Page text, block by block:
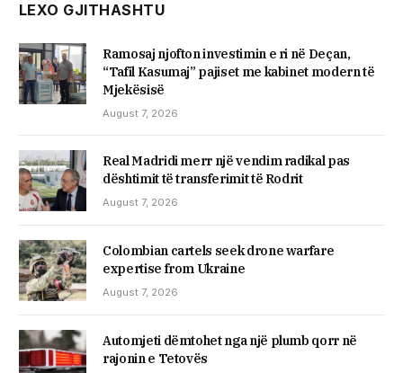
LEXO GJITHASHTU
Ramosaj njofton investimin e ri në Deçan,
“Tafil Kasumaj” pajiset me kabinet modern të
Mjekësisë
August 7, 2026
Real Madridi merr një vendim radikal pas
dështimit të transferimit të Rodrit
August 7, 2026
Colombian cartels seek drone warfare
expertise from Ukraine
August 7, 2026
Automjeti dëmtohet nga një plumb qorr në
rajonin e Tetovës